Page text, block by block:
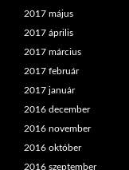
2017 május
2017 április
2017 március
2017 február
2017 január
2016 december
2016 november
2016 október
2016 szeptember